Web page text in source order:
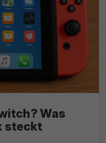
Was
steckt